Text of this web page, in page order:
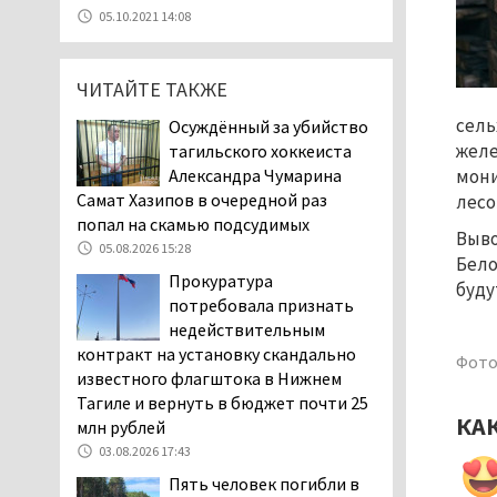
уголовное дело о
мошенничестве при
строительстве ИЖС в Нижнем
Тагиле
Екатеринбург подвергся
атаке БПЛА, восемь из
них были сбиты, три
упали на крышу логистического
центра
Тагильские спасатели
помогли заблудившемуся
в лесу мужчине найти
дорогу домой
Дзержинского района
Нижнего Тагила
05.10.2021 14:08
ЧИТАЙТЕ ТАКЖЕ
Осуждённый за убийство
тагильского хоккеиста
Александра Чумарина
Самат Хазипов в очередной раз
попал на скамью подсудимых
05.08.2026 15:28
Прокуратура
потребовала признать
недействительным
контракт на установку скандально
известного флагштока в Нижнем
Тагиле и вернуть в бюджет почти 25
млн рублей
03.08.2026 17:43
Пять человек погибли в